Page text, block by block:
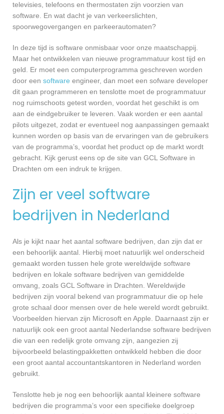
televisies, telefoons en thermostaten zijn voorzien van
software. En wat dacht je van verkeerslichten,
spoorwegovergangen en parkeerautomaten?
In deze tijd is software onmisbaar voor onze maatschappij.
Maar het ontwikkelen van nieuwe programmatuur kost tijd en
geld. Er moet een computerprogramma geschreven worden
door een software engineer, dan moet een sofware developer
dit gaan programmeren en tenslotte moet de programmatuur
nog ruimschoots getest worden, voordat het geschikt is om
aan de eindgebruiker te leveren. Vaak worden er een aantal
pilots uitgezet, zodat er eventueel nog aanpassingen gemaakt
kunnen worden op basis van de ervaringen van de gebruikers
van de programma’s, voordat het product op de markt wordt
gebracht. Kijk gerust eens op de site van GCL Software in
Drachten om een indruk te krijgen.
Zijn er veel software
bedrijven in Nederland
Als je kijkt naar het aantal software bedrijven, dan zijn dat er
een behoorlijk aantal. Hierbij moet natuurlijk wel onderscheid
gemaakt worden tussen hele grote wereldwijde software
bedrijven en lokale software bedrijven van gemiddelde
omvang, zoals GCL Software in Drachten. Wereldwijde
bedrijven zijn vooral bekend van programmatuur die op hele
grote schaal door mensen over de hele wereld wordt gebruikt.
Voorbeelden hiervan zijn Microsoft en Apple. Daarnaast zijn er
natuurlijk ook een groot aantal Nederlandse software bedrijven
die van een redelijk grote omvang zijn, aangezien zij
bijvoorbeeld belastingpakketten ontwikkeld hebben die door
een groot aantal accountantskantoren in Nederland worden
gebruikt.
Tenslotte heb je nog een behoorlijk aantal kleinere software
bedrijven die programma’s voor een specifieke doelgroep